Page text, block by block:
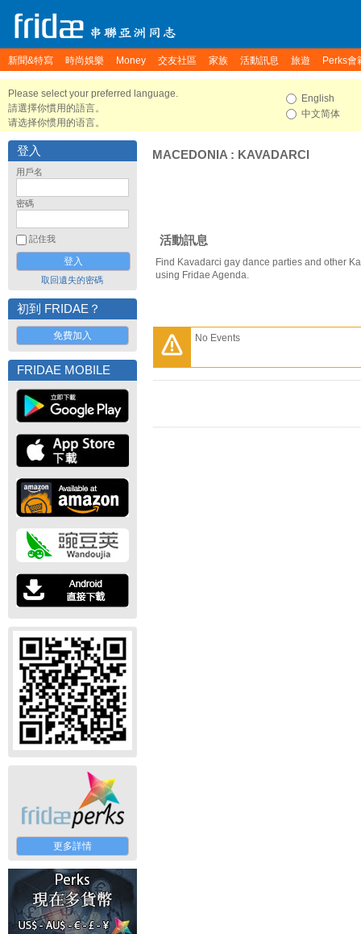
新聞&特寫 時尚娛樂 Money 交友社區 家族 活動訊息 旅遊 Perks會
Please select your preferred language.
請選擇你慣用的語言。
请选择你惯用的语言。
English
中文简体
登入
用戶名
密碼
記住我
取回遺失的密碼
初到 FRIDAE？
免費加入
FRIDAE MOBILE
更多詳情
MACEDONIA : KAVADARCI
活動訊息
Find Kavadarci gay dance parties and other
using Fridae Agenda.
No Events